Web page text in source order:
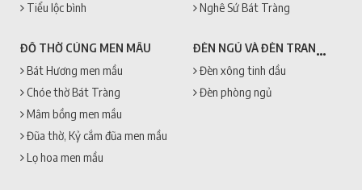
Tiểu lộc bình
Nghê Sứ Bát Tràng
ĐỒ THỜ CÚNG MEN MẦU
Bát Hương men mầu
Chóe thờ Bát Tràng
Mâm bồng men mầu
Đũa thờ, Kỷ cắm đũa men mầu
Lọ hoa men mầu
ĐÈN NGỦ VÀ ĐÈN TRANG TRÍ
Đèn xông tinh dầu
Đèn phòng ngủ